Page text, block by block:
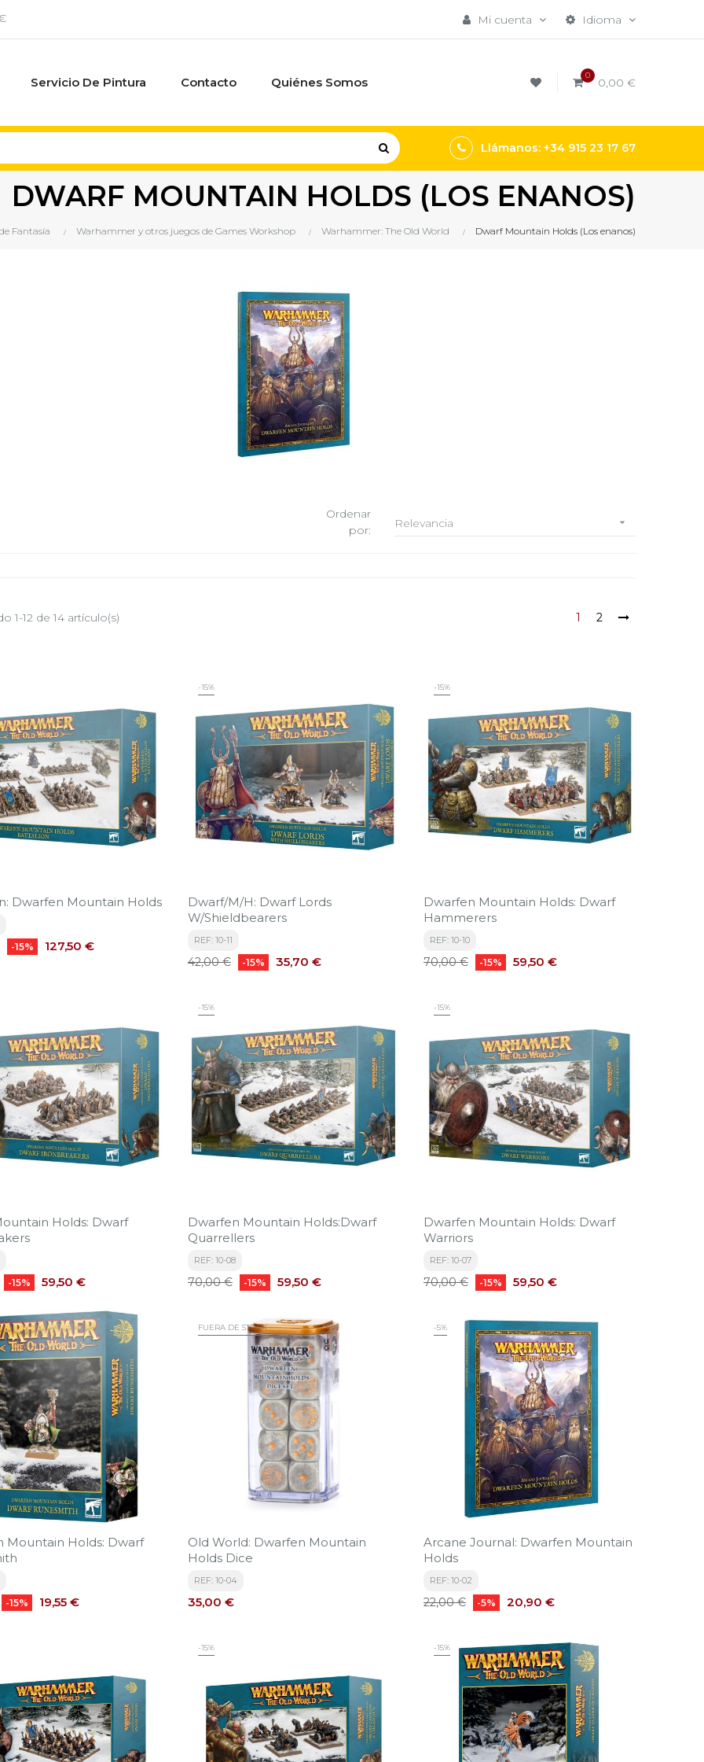
Idioma
Mi cuenta
Servicio De Pintura Contacto Quiénes Somos 0 0,00 €
Llámanos: +34 915 23 17 67
DWARF MOUNTAIN HOLDS (LOS ENANOS)
Fantasía Warhammer y otros juegos de Games Workshop Warhammer: The Old World Dwarf Mountain Holds (Los enanos)
Ordenar
por:
Relevancia 
1-12 de 14 artículo(s) 1 2
Dwarfen Mountain Holds
-15% Precio
127,50 €
-15%
Dwarf/M/H: Dwarf Lords
W/Shieldbearers
REF: 10-11
Precio
42,00 € -15% Precio
35,70 €
-15%
Dwarfen Mountain Holds: Dwarf
Hammerers
REF: 10-10
Precio
70,00 € -15% Precio
59,50 €
Holds: Dwarf
-15% Precio
59,50 €
-15%
Dwarfen Mountain Holds:Dwarf
Quarrellers
REF: 10-08
Precio
70,00 € -15% Precio
59,50 €
-15%
Dwarfen Mountain Holds: Dwarf
Warriors
REF: 10-07
Precio
70,00 € -15% Precio
59,50 €
Mountain Holds: Dwarf
-15% Precio
19,55 €
FUERA DE STOCK
Old World: Dwarfen Mountain
Holds Dice
REF: 10-04
Precio
35,00 €
-5%
Arcane Journal: Dwarfen Mountain
Holds
REF: 10-02
Precio
22,00 € -5% Precio
20,90 €
-15% -15%